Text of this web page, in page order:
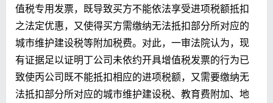
值税专用发票，既导致买方不能依法享受进项税额抵扣
之法定优惠，又使得买方需缴纳无法抵扣部分所对应的
城市维护建设税等附加税费。对此，一审法院认为，现
有证据足以证明丁公司未依约开具增值税发票的行为已
致使丙公司既不能抵扣相应的进项税额，又需要缴纳无
法抵扣部分所对应的城市维护建设税、教育费附加、地